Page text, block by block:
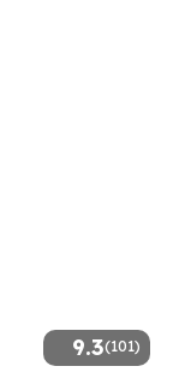
9.3(101)